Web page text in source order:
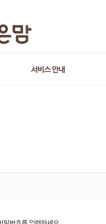
서비스 안내